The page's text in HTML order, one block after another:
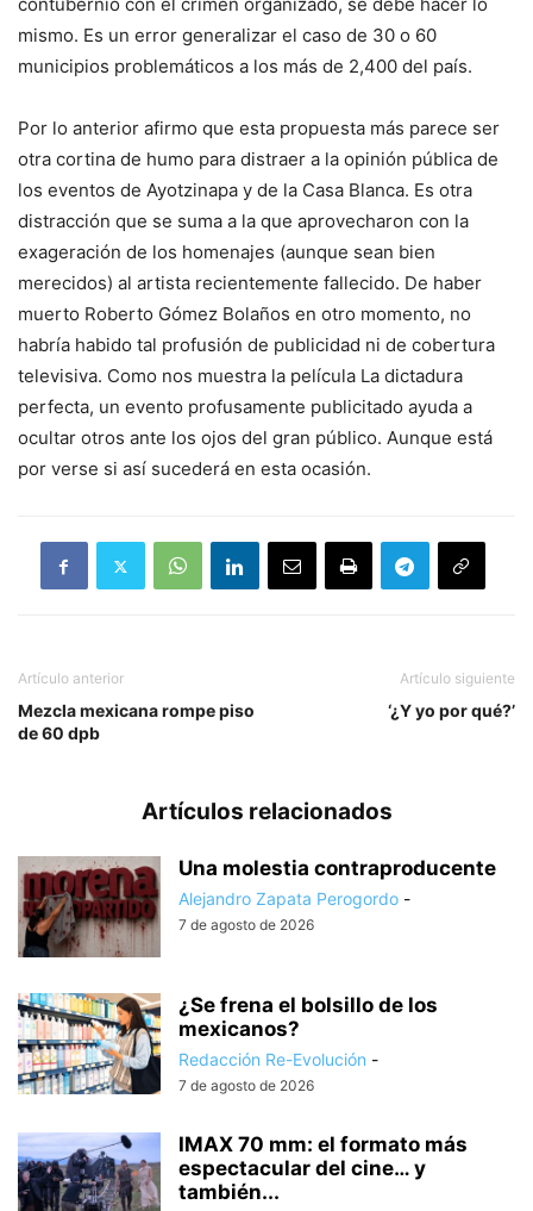
mismo. Es un error generalizar el caso de 30 o 60
municipios problemáticos a los más de 2,400 del país.
Por lo anterior afirmo que esta propuesta más parece ser
otra cortina de humo para distraer a la opinión pública de
los eventos de Ayotzinapa y de la Casa Blanca. Es otra
distracción que se suma a la que aprovecharon con la
exageración de los homenajes (aunque sean bien
merecidos) al artista recientemente fallecido. De haber
muerto Roberto Gómez Bolaños en otro momento, no
habría habido tal profusión de publicidad ni de cobertura
televisiva. Como nos muestra la película La dictadura
perfecta, un evento profusamente publicitado ayuda a
ocultar otros ante los ojos del gran público. Aunque está
por verse si así sucederá en esta ocasión.
Artículo anterior
Mezcla mexicana rompe piso
de 60 dpb
Artículo siguiente
‘¿Y yo por qué?’
Artículos relacionados
Una molestia contraproducente
Alejandro Zapata Perogordo -
7 de agosto de 2026
¿Se frena el bolsillo de los
mexicanos?
Redacción Re-Evolución -
7 de agosto de 2026
IMAX 70 mm: el formato más
espectacular del cine… y
también...